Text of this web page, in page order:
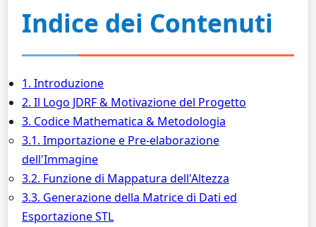
Indice dei Contenuti
1. Introduzione
2. Il Logo JDRF & Motivazione del Progetto
3. Codice Mathematica & Metodologia
3.1. Importazione e Pre-elaborazione
dell'Immagine
3.2. Funzione di Mappatura dell'Altezza
3.3. Generazione della Matrice di Dati ed
Esportazione STL